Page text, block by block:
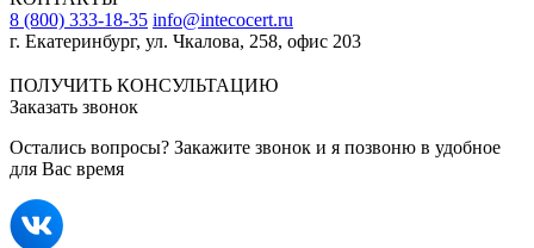
8 (800) 333-18-35 info@intecocert.ru
г. Екатеринбург, ул. Чкалова, 258, офис 203
ПОЛУЧИТЬ КОНСУЛЬТАЦИЮ
Заказать звонок
Остались вопросы? Закажите звонок и я позвоню в удобное
для Вас время